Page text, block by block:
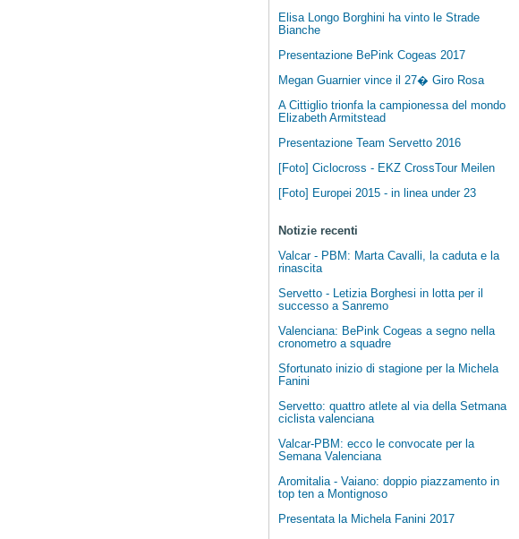
Elisa Longo Borghini ha vinto le Strade
Bianche
Presentazione BePink Cogeas 2017
Megan Guarnier vince il 27� Giro Rosa
A Cittiglio trionfa la campionessa del mondo
Elizabeth Armitstead
Presentazione Team Servetto 2016
[Foto] Ciclocross - EKZ CrossTour Meilen
[Foto] Europei 2015 - in linea under 23
Notizie recenti
Valcar - PBM: Marta Cavalli, la caduta e la
rinascita
Servetto - Letizia Borghesi in lotta per il
successo a Sanremo
Valenciana: BePink Cogeas a segno nella
cronometro a squadre
Sfortunato inizio di stagione per la Michela
Fanini
Servetto: quattro atlete al via della Setmana
ciclista valenciana
Valcar-PBM: ecco le convocate per la
Semana Valenciana
Aromitalia - Vaiano: doppio piazzamento in
top ten a Montignoso
Presentata la Michela Fanini 2017